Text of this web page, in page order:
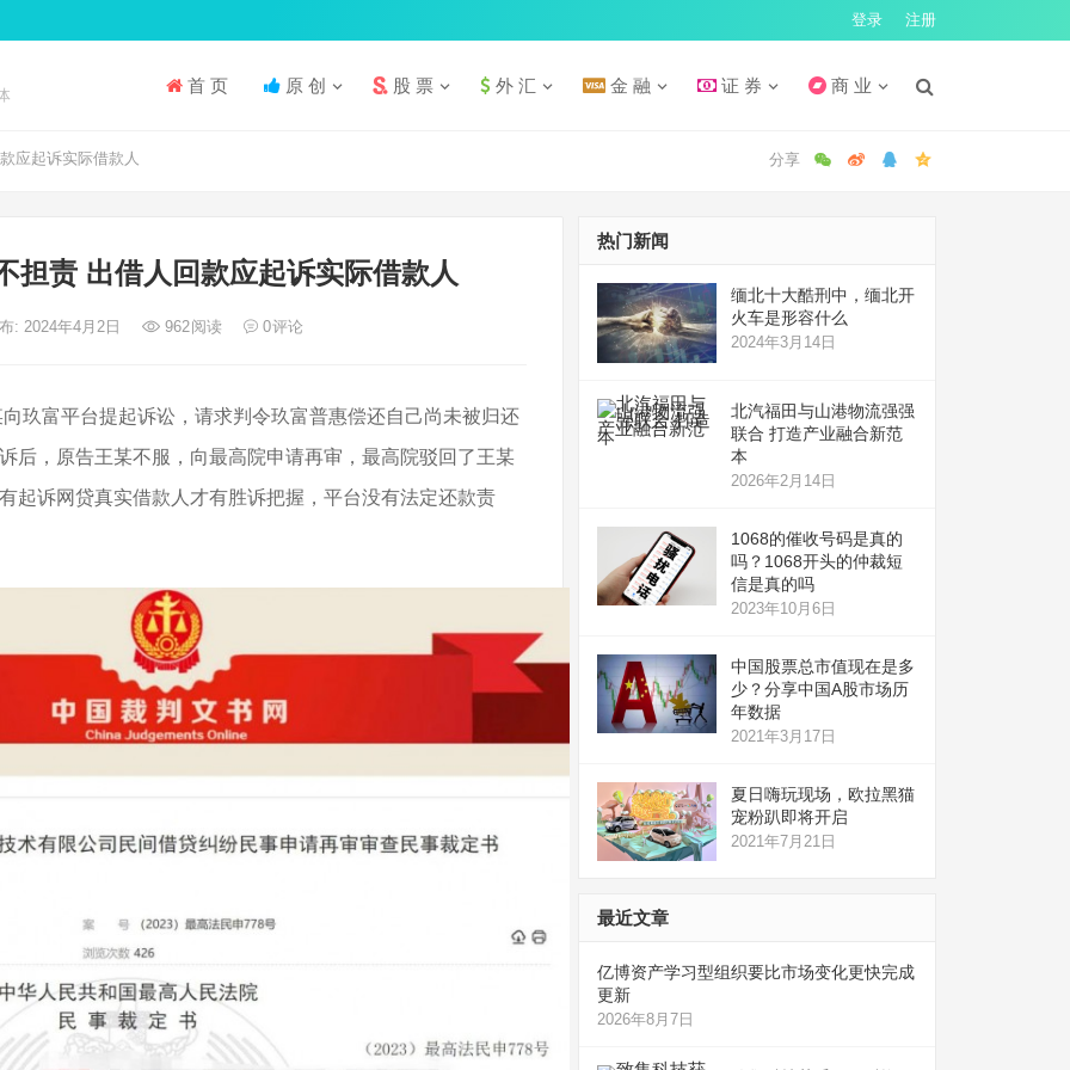
登录 注册
首 页 原 创 股 票 外 汇 金 融 证 券 商 业
应起诉实际借款人
担责 出借人回款应起诉实际借款人
: 2024年4月2日 962阅读 0评论
玖富平台提起诉讼，请求判令玖富普惠偿还自己尚未被归还
后，原告王某不服，向最高院申请再审，最高院驳回了王某
起诉网贷真实借款人才有胜诉把握，平台没有法定还款责
热门新闻
缅北十大酷刑中，缅北开
火车是形容什么
2024年3月14日
北汽福田与山港物流强强
联合 打造产业融合新范
本
2026年2月14日
1068的催收号码是真的
吗？1068开头的仲裁短
信是真的吗
2023年10月6日
中国股票总市值现在是多
少？分享中国A股市场历
年数据
2021年3月17日
夏日嗨玩现场，欧拉黑猫
宠粉趴即将开启
2021年7月21日
最近文章
亿博资产学习型组织要比市场变化更快完成
更新
2026年8月7日